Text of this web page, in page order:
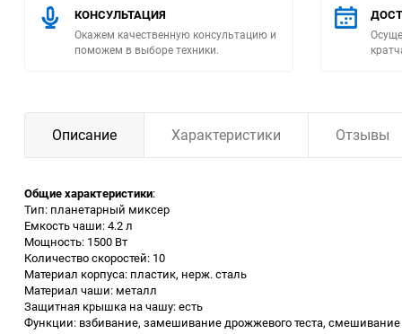
Компрессоры
Климатическая техника
инструмент
Измерительное
Заточные станки (точила)
Дровоколы
Грузоподъемное
оборудование
КОНСУЛЬТАЦИЯ
Окажем качественную консультацию и
поможем в выборе техники.
Описание Характеристики Отзывы
Общие характеристики:
Тип: планетарный миксер
Емкость чаши: 4.2 л
Мощность: 1500 Вт
Количество скоростей: 10
Материал корпуса: пластик, нерж. сталь
Материал чаши: металл
Защитная крышка на чашу: есть
Функции: взбивание, замешивание дрожжевого теста, смешивание